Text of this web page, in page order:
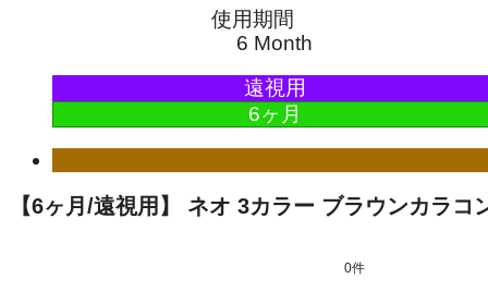
使用期間
6 Month
遠視用
6ヶ月
【6ヶ月/遠視用】 ネオ 3カラー ブラウンカラコ
0件